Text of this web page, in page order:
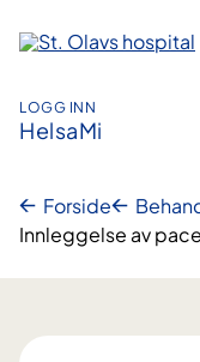
innhold
LOGG INN
HelsaMi
Forside
Innleggelse av